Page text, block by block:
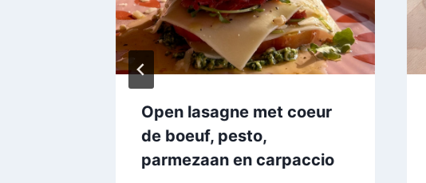
Open lasagne met coeur
de boeuf, pesto,
parmezaan en carpaccio